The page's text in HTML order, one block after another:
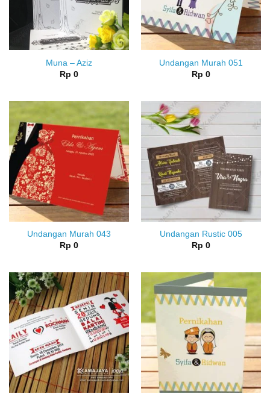
Muna – Aziz
Rp 0
Undangan Murah 051
Rp 0
Undangan Murah 043
Rp 0
Undangan Rustic 005
Rp 0